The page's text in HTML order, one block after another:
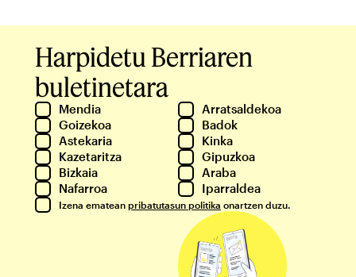
Harpidetu Berriaren
buletinetara
Mendia
Arratsaldekoa
Goizekoa
Badok
Astekaria
Kinka
Kazetaritza
Gipuzkoa
Bizkaia
Araba
Nafarroa
Iparraldea
Izena ematean pribatutasun politika onartzen duzu.